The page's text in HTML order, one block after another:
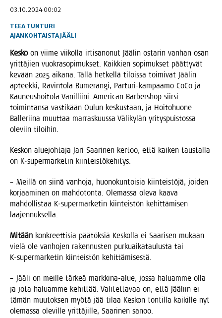
03.10.2024 00:02
TEEA TUNTURI
AJANKOHTAISTAJÄÄLI
Kes­koon vii­me vii­kol­la irti­sa­no­nut Jää­lin osta­rin van­han osan
yrit­tä­jien vuo­kra­so­pi­muk­set. Kaik­kien sopi­muk­set päät­ty­vät
kevään 2025 aika­na. Täl­lä het­kel­lä tilois­sa toi­mi­vat Jää­lin
apteek­ki, Ravin­to­la Bume­ran­gi, Par­tu­ri-kam­paa­mo CoCo ja
Kau­neus­hoi­to­la Vanil­lii­ni. Ame­rican Bar­bers­hop siir­si
toi­min­tan­sa vas­ti­kään Oulun kes­kus­taan, ja Hoi­to­huo­ne
Bal­le­rii­na muut­taa mar­ras­kuus­sa Väli­ky­län yri­tys­puis­tos­sa
ole­viin tiloihin.
Kes­kon alue­joh­ta­ja Jari Saa­ri­nen ker­too, että kai­ken taus­tal­la
on K‑supermarketin kiinteistökehitys.
– Meil­lä on sii­nä van­ho­ja, huo­no­kun­toi­sia kiin­teis­tö­jä, joi­den
kor­jaa­mi­nen on mah­do­ton­ta. Ole­mas­sa ole­va kaa­va
mah­dol­lis­taa K‑supermarketin kiin­teis­tön kehit­tä­mi­sen
laajennuksella.
Mitään kon­kreet­ti­sia pää­tök­siä Kes­kol­la ei Saa­ri­sen mukaan
vie­lä ole van­ho­jen raken­nus­ten pur­kuai­ka­tau­lus­ta tai
K‑supermarketin kiin­teis­tön kehittämisestä.
– Jää­li on meil­le tär­keä mark­ki­na-alue, jos­sa haluam­me olla
ja jota haluam­me kehit­tää. Vali­tet­ta­vaa on, että Jää­liin ei
tämän muu­tok­sen myö­tä jää tilaa Kes­kon ton­til­la kai­kil­le nyt
ole­mas­sa ole­vil­le yrit­tä­jil­le, Saa­ri­nen sanoo.